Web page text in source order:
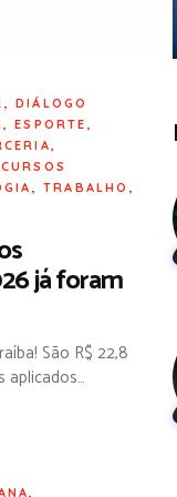
,DIÁLOGO
,ESPORTE
,TRABALHO
já foram
São R$ 22,8
aplicados…
,